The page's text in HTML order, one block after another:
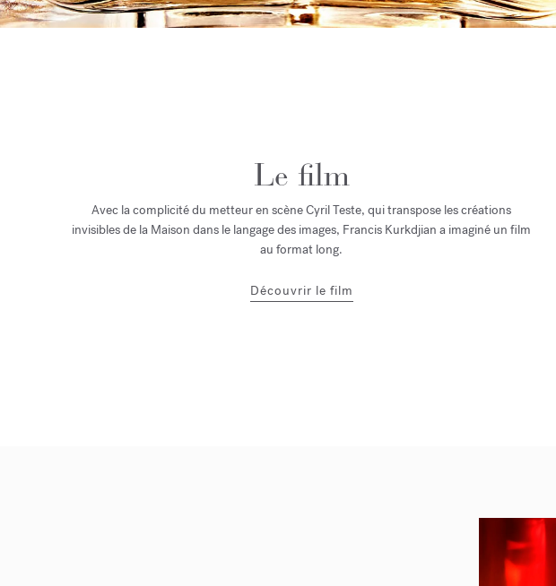
Le film
Avec la complicité du metteur en scène Cyril Teste, qui transpose les créations
invisibles de la Maison dans le langage des images, Francis Kurkdjian a imaginé un film
au format long.
Découvrir le film